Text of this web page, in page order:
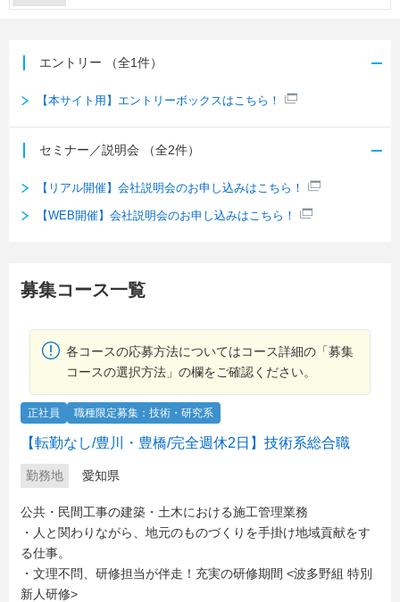
エントリー （全1件）
【本サイト用】エントリーボックスはこちら！
セミナー／説明会 （全2件）
【リアル開催】会社説明会のお申し込みはこちら！
【WEB開催】会社説明会のお申し込みはこちら！
募集コース一覧
各コースの応募方法についてはコース詳細の「募集
コースの選択方法」の欄をご確認ください。
正社員 職種限定募集：技術・研究系
【転勤なし/豊川・豊橋/完全週休2日】技術系総合職
勤務地 愛知県
公共・民間工事の建築・土木における施工管理業務
・人と関わりながら、地元のものづくりを手掛け地域貢献をす
る仕事。
・文理不問、研修担当が伴走！充実の研修期間 <波多野組 特別
新人研修>